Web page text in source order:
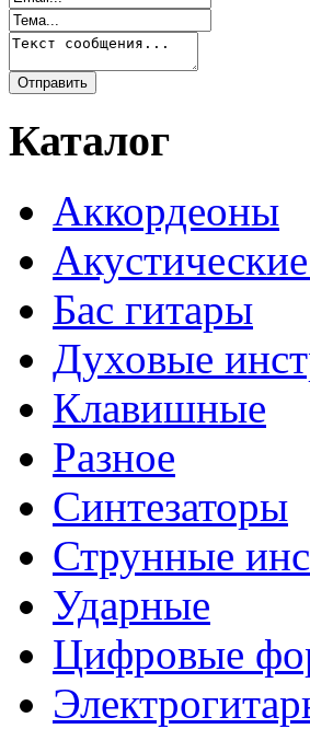
Каталог
Аккордеоны
Бас гитары
Духовые
Клавишные
Разное
Синтезаторы
Струнные
Ударные
Цифровые